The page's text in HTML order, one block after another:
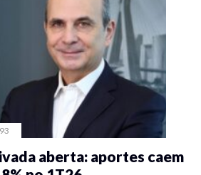
aberta: aportes caem